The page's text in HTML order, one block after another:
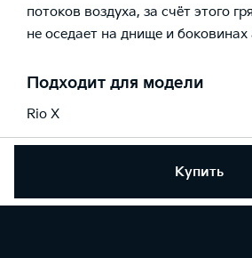
Купить
потоков воздуха, за счёт этого
не оседает на днище и
Подходит для модели
Rio X